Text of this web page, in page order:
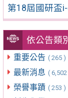
第18屆國研盃
依公告類
重要公告 ( 265 )
最新消息 ( 6,502
榮譽事蹟 ( 253 )